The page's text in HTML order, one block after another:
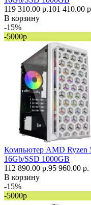
119 310.00 р.101 410.00
В корзину
-15%
-5000р
Компьютер AMD Ryzen
16Gb/SSD 1000GB
112 890.00 р.95 960.00 р.
В корзину
-15%
-5000р